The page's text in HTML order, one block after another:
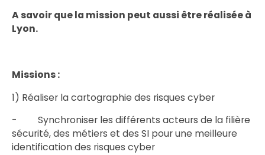
A savoir que la mission peut aussi être réalisée à
Lyon.
Missions :
1) Réaliser la cartographie des risques cyber
- Synchroniser les différents acteurs de la filière
sécurité, des métiers et des SI pour une meilleure
identification des risques cyber